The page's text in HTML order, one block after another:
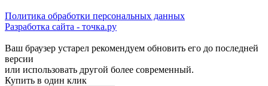
Политика обработки персональных данных
Разработка сайта - точка.ру
Ваш браузер устарел рекомендуем обновить его до последней
версии
или использовать другой более современный.
Купить в один клик